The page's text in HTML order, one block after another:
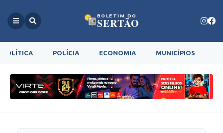
BOLETIM DO
SERTÃO
POLÍTICA POLÍCIA ECONOMIA MUNICÍPIOS